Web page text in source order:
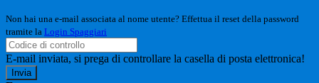
Non hai una e-mail associata al nome utente? Effettua il reset della password
tramite la Login Spaggiari
E-mail inviata, si prega di controllare la casella di posta elettronica!